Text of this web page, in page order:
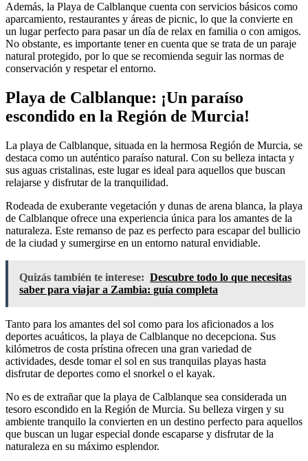
Además, la Playa de Calblanque cuenta con servicios básicos como
aparcamiento, restaurantes y áreas de picnic, lo que la convierte en
un lugar perfecto para pasar un día de relax en familia o con amigos.
No obstante, es importante tener en cuenta que se trata de un paraje
natural protegido, por lo que se recomienda seguir las normas de
conservación y respetar el entorno.
Playa de Calblanque: ¡Un paraíso
escondido en la Región de Murcia!
La playa de Calblanque, situada en la hermosa Región de Murcia, se
destaca como un auténtico paraíso natural. Con su belleza intacta y
sus aguas cristalinas, este lugar es ideal para aquellos que buscan
relajarse y disfrutar de la tranquilidad.
Rodeada de exuberante vegetación y dunas de arena blanca, la playa
de Calblanque ofrece una experiencia única para los amantes de la
naturaleza. Este remanso de paz es perfecto para escapar del bullicio
de la ciudad y sumergirse en un entorno natural envidiable.
Quizás también te interese: Descubre todo lo que necesitas
saber para viajar a Zambia: guía completa
Tanto para los amantes del sol como para los aficionados a los
deportes acuáticos, la playa de Calblanque no decepciona. Sus
kilómetros de costa prístina ofrecen una gran variedad de
actividades, desde tomar el sol en sus tranquilas playas hasta
disfrutar de deportes como el snorkel o el kayak.
No es de extrañar que la playa de Calblanque sea considerada un
tesoro escondido en la Región de Murcia. Su belleza virgen y su
ambiente tranquilo la convierten en un destino perfecto para aquellos
que buscan un lugar especial donde escaparse y disfrutar de la
naturaleza en su máximo esplendor.